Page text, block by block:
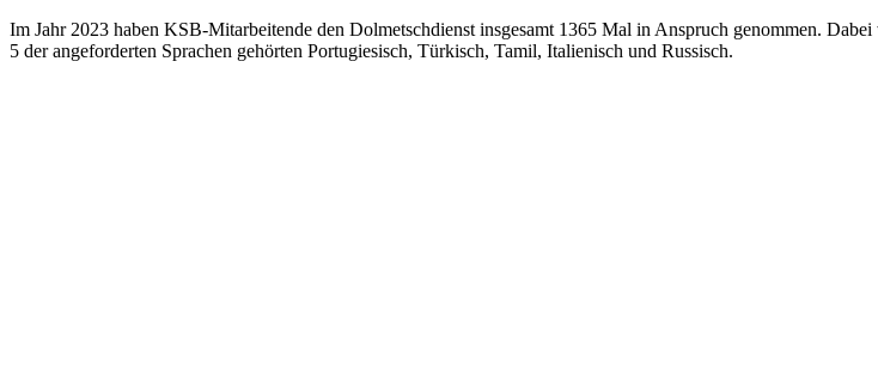
Im Jahr 2023 haben KSB-Mitarbeitende den Dolmetschdienst insgesamt 1365 Mal in Anspruch genommen.
5 der angeforderten Sprachen gehörten Portugiesisch, Türkisch, Tamil, Italienisch und Russisch.